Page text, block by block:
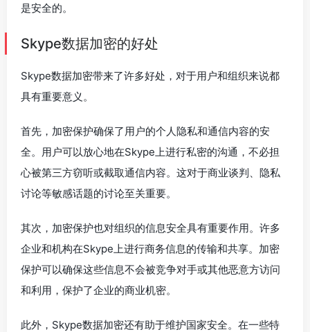
是安全的。
Skype数据加密的好处
Skype数据加密带来了许多好处，对于用户和组织来说都
具有重要意义。
首先，加密保护确保了用户的个人隐私和通信内容的安
全。用户可以放心地在Skype上进行私密的沟通，不必担
心被第三方窃听或截取通信内容。这对于商业谈判、隐私
讨论等敏感话题的讨论至关重要。
其次，加密保护也对组织的信息安全具有重要作用。许多
企业和机构在Skype上进行商务信息的传输和共享。加密
保护可以确保这些信息不会被竞争对手或其他恶意方访问
和利用，保护了企业的商业机密。
此外，Skype数据加密还有助于维护国家安全。在一些特